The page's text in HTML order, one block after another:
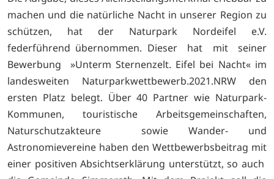
machen und die natürliche Nacht in unserer Region zu
schützen, hat der Naturpark Nordeifel e.V.
federführend übernommen. Dieser hat mit seiner
Bewerbung »Unterm Sternenzelt. Eifel bei Nacht« im
landesweiten Naturparkwettbewerb.2021.NRW den
ersten Platz belegt. Über 40 Partner wie Naturpark-
Kommunen, touristische Arbeitsgemeinschaften,
Naturschutzakteure sowie Wander- und
Astronomievereine haben den Wettbewerbsbeitrag mit
einer positiven Absichtserklärung unterstützt, so auch